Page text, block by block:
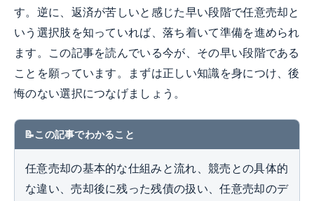
す。逆に、返済が苦しいと感じた早い段階で任意売却と
いう選択肢を知っていれば、落ち着いて準備を進められ
ます。この記事を読んでいる今が、その早い段階である
ことを願っています。まずは正しい知識を身につけ、後
悔のない選択につなげましょう。
この記事でわかること
任意売却の基本的な仕組みと流れ、競売との具体的
な違い、売却後に残った残債の扱い、任意売却のデ